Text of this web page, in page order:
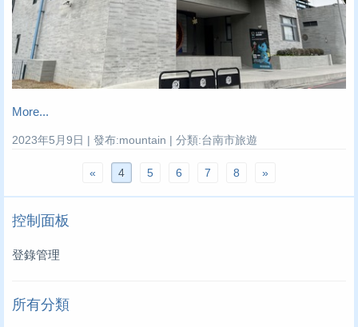
More...
2023年5月9日 | 發布:mountain | 分類:台南市旅遊
« 4 5 6 7 8 »
控制面板
登錄管理
所有分類